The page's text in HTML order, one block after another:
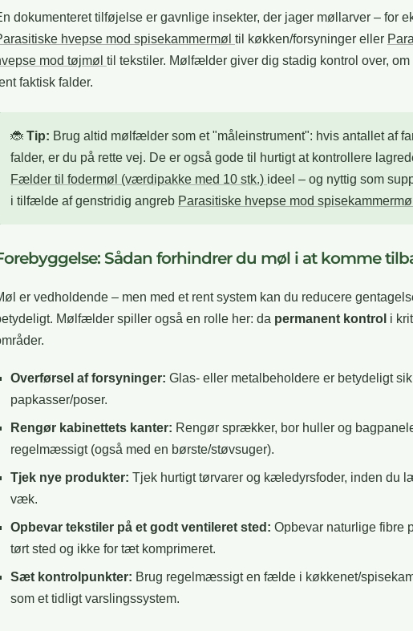
dokumenteret tilføjelse er gavnlige insekter, der jager møllarver – for
hvepse mod spisekammermøl til køkken/forsyninger eller
mod tøjmøl til tekstiler. Mølfælder giver dig stadig kontrol over, om
faktisk falder.
🐞 Tip: Brug altid mølfælder som et "måleinstrument": hvis antallet af
falder, er du på rette vej. De er også gode til hurtigt at kontrollere
Fælder til fodermøl (værdipakke med 10 stk.) ideel – og nyttig som
i tilfælde af genstridig angreb Parasitiske hvepse mod spisekammermøl
Sådan forhindrer du møl i at komme
er vedholdende – men med et rent system kan du reducere
Mølfælder spiller også en rolle her: da permanent kontrol i
Overførsel af forsyninger: Glas- eller metalbeholdere er betydeligt
papkasser/poser.
Rengør kabinettets kanter: Rengør sprækker, bor huller og
regelmæssigt (også med en børste/støvsuger).
Tjek nye produkter: Tjek hurtigt tørvarer og kæledyrsfoder, inden du
væk.
Opbevar tekstiler på et godt ventileret sted: Opbevar naturlige fibre
tørt sted og ikke for tæt komprimeret.
Sæt kontrolpunkter: Brug regelmæssigt en fælde i køkkenet/
som et tidligt varslingssystem.